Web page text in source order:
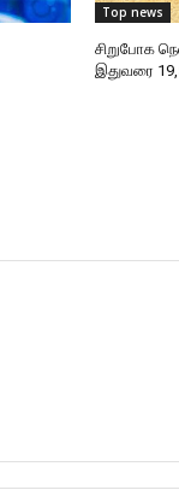
Top news
சிறுபோக
இதுவரை